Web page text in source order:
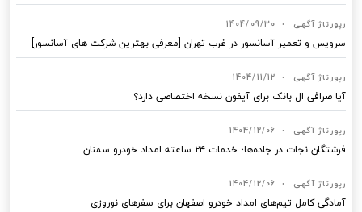
رپورتاژ آگهی •
1404/09/30
سرویس و تعمیر آسانسور در غرب تهران [معرفی بهترین شرکت های آسانسور]
رپورتاژ آگهی •
1404/11/12
آیا صرافی ال بانک برای آیفون نسخه اختصاصی دارد؟
رپورتاژ آگهی •
1404/12/06
فرشتگان نجات در جاده‌ها؛ خدمات ۲۴ ساعته امداد خودرو سمنان
رپورتاژ آگهی •
1404/12/06
آمادگی کامل تیم‌های امداد خودرو اصفهان برای سفرهای نوروزی